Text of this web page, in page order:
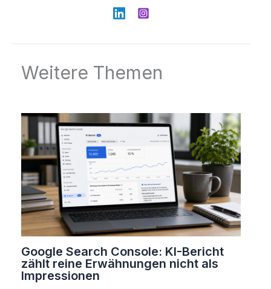
Weitere Themen
Google Search Console: KI-Bericht
zählt reine Erwähnungen nicht als
Impressionen